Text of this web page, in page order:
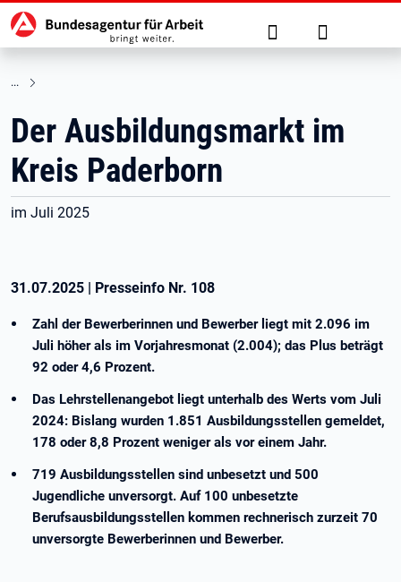
zu den Hauptinhalten springen
Hauptnavigation Suche Anmelden
Der Ausbildungsmarkt im
Kreis Paderborn
im Juli 2025
31.07.2025 | Presseinfo Nr. 108
Zahl der Bewerberinnen und Bewerber liegt mit 2.096 im
Juli höher als im Vorjahresmonat (2.004); das Plus beträgt
92 oder 4,6 Prozent.
Das Lehrstellenangebot liegt unterhalb des Werts vom Juli
2024: Bislang wurden 1.851 Ausbildungsstellen gemeldet,
178 oder 8,8 Prozent weniger als vor einem Jahr.
719 Ausbildungsstellen sind unbesetzt und 500
Jugendliche unversorgt. Auf 100 unbesetzte
Berufsausbildungsstellen kommen rechnerisch zurzeit 70
unversorgte Bewerberinnen und Bewerber.